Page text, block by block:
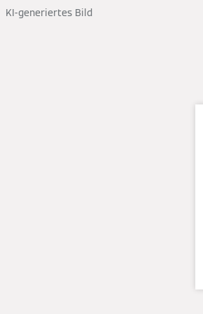
KI-generiertes Bild